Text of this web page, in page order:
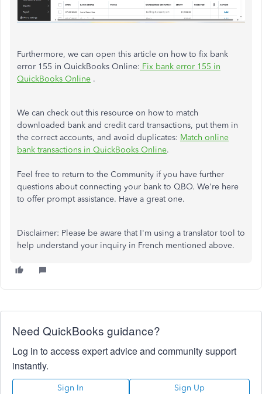
Furthermore, we can open this article on how to fix bank
error 155 in QuickBooks Online: Fix bank error 155 in
QuickBooks Online .
We can check out this resource on how to match
downloaded bank and credit card transactions, put them in
the correct accounts, and avoid duplicates: Match online
bank transactions in QuickBooks Online.
Feel free to return to the Community if you have further
questions about connecting your bank to QBO. We're here
to offer prompt assistance. Have a great one.
Disclaimer: Please be aware that I'm using a translator tool to
help understand your inquiry in French mentioned above.
Need QuickBooks guidance?
Log in to access expert advice and community support
instantly.
Sign In Sign Up